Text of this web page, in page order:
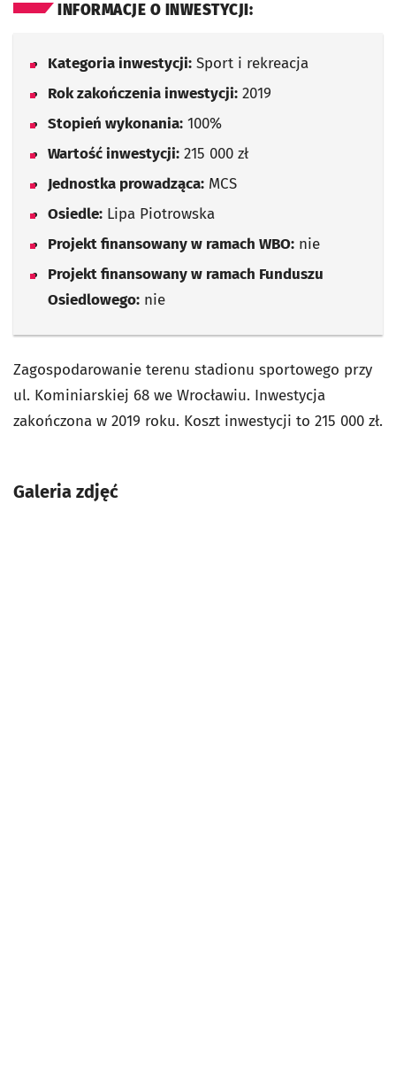
INFORMACJE O INWESTYCJI:
Kategoria inwestycji: Sport i rekreacja
Rok zakończenia inwestycji: 2019
Stopień wykonania: 100%
Wartość inwestycji: 215 000 zł
Jednostka prowadząca: MCS
Osiedle: Lipa Piotrowska
Projekt finansowany w ramach WBO: nie
Projekt finansowany w ramach Funduszu
Osiedlowego: nie
Zagospodarowanie terenu stadionu sportowego przy
ul. Kominiarskiej 68 we Wrocławiu. Inwestycja
zakończona w 2019 roku. Koszt inwestycji to 215 000 zł.
Galeria zdjęć